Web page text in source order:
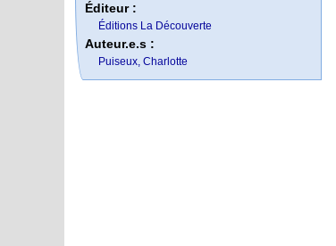
Éditeur :
Éditions La Découverte
Auteur.e.s :
Puiseux, Charlotte